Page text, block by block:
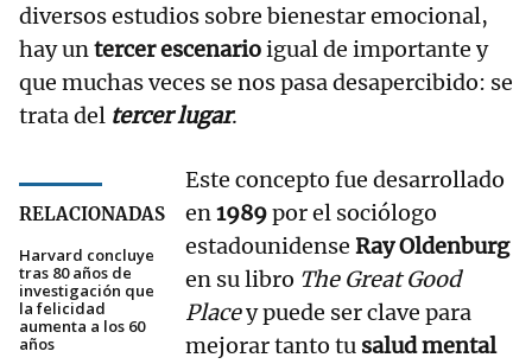
diversos estudios sobre bienestar emocional,
hay untercer escenarioigual de importante y
que muchas veces se nos pasa desapercibido: se
trata del tercer lugar.
RELACIONADAS
Harvard concluye
tras 80 años de
investigación que
la felicidad
aumenta a los 60
años
Este concepto fue desarrollado
en1989por el sociólogo
estadounidense Ray Oldenburg
en su libro The Great Good
Placey puede ser clave para
mejorar tanto tu salud mental